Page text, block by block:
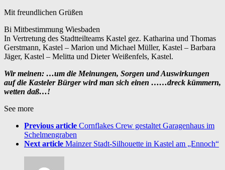
Mit freundlichen Grüßen
Bi Mitbestimmung Wiesbaden
In Vertretung des Stadtteilteams Kastel gez. Katharina und Thomas
Gerstmann, Kastel – Marion und Michael Müller, Kastel – Barbara
Jäger, Kastel – Melitta und Dieter Weißenfels, Kastel.
Wir meinen: …um die Meinungen, Sorgen und Auswirkungen
auf die Kasteler Bürger wird man sich einen ……dreck kümmern,
wetten daß…!
See more
Previous article Cornflakes Crew gestaltet Garagenhaus im
Schelmengraben
Next article Mainzer Stadt-Silhouette in Kastel am „Ennoch“